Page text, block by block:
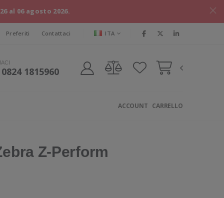
al 06 agosto 2026.
Preferiti Contattaci ITA
1815960
CARRELLO
ACCOUNT
Z-Perform